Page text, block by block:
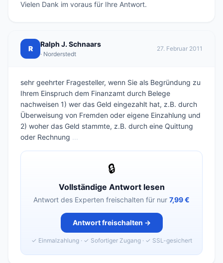
R
Ralph J. Schnaars
· Norderstedt
27. Februar 2011
sehr geehrter Fragesteller, wenn Sie als Begründung zu
Ihrem Einspruch dem Finanzamt durch Belege
nachweisen 1) wer das Geld eingezahlt hat, z.B. durch
Überweisung von Fremden oder eigene Einzahlung und
2) woher das Geld stammte, z.B. durch eine Quittung
oder Rechnung ...
🔒
Vollständige Antwort lesen
Antwort des Experten freischalten für nur 7,99 €
Antwort freischalten →
✓ Einmalzahlung · ✓ Sofortiger Zugang · ✓ SSL-gesichert